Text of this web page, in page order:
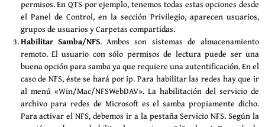
permisos. En QTS por ejemplo, tenemos todas estas opciones desde
el Panel de Control, en la sección Privilegio, aparecen usuarios,
grupos de usuarios y Carpetas compartidas.
Habilitar Samba/NFS. Ambos son sistemas de almacenamiento
remoto. El usuario con sólo permisos de lectura puede ser una
buena opción para samba ya que requiere una autentificación. En el
caso de NFS, éste se hará por ip. Para habilitar las redes hay que ir
al menú «Win/Mac/NFSWebDAV». La habilitación del servicio de
archivo para redes de Microsoft es el samba propiamente dicho.
Para activar el NFS, debemos ir a la pestaña Servicio NFS. Según la